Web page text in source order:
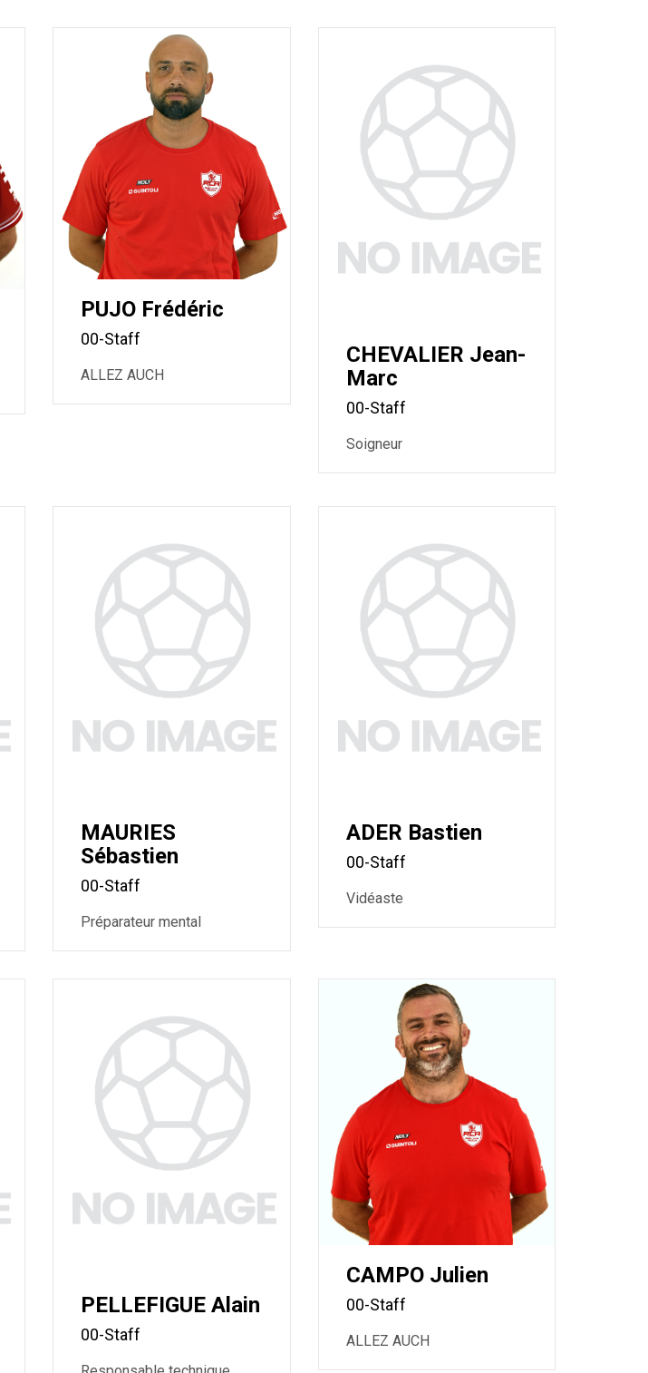
PUJO Frédéric
00-Staff
ALLEZ AUCH
CHEVALIER Jean-
Marc
00-Staff
Soigneur
MAURIES
Sébastien
00-Staff
Préparateur mental
ADER Bastien
00-Staff
Vidéaste
PELLEFIGUE Alain
00-Staff
CAMPO Julien
00-Staff
ALLEZ AUCH